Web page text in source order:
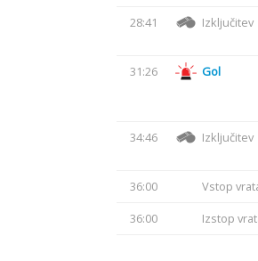
28:41
Izključitev
31:26 Gol
34:46
Izključitev
36:00 Vstop
36:00
Izstop